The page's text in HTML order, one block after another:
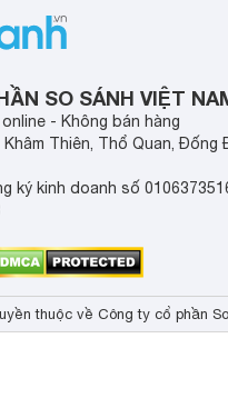
nguồn nước
cửa
sẽ
SO SÁNH VIỆT
- Không bán hàng
Thiên, Thổ Quan, Đống
ký kinh doanh số
thuộc về Công ty cổ phần